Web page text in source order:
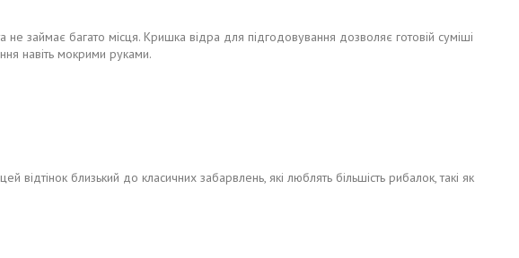
займає багато місця. Кришка відра для підгодовування дозволяє готовій суміші
навіть мокрими руками.
близький до класичних забарвлень, які люблять більшість рибалок, такі як